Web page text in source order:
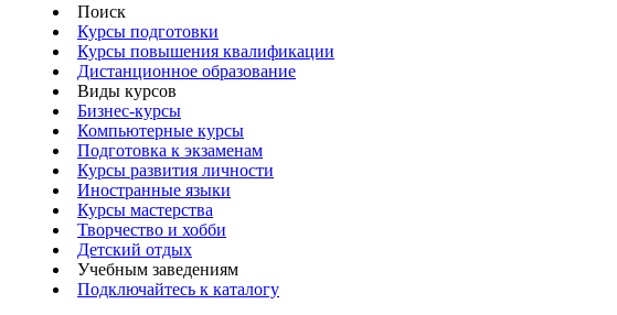
Поиск
Курсы подготовки
Курсы повышения квалификации
Дистанционное образование
Виды курсов
Бизнес-курсы
Компьютерные курсы
Подготовка к экзаменам
Курсы развития личности
Иностранные языки
Курсы мастерства
Творчество и хобби
Детский отдых
Учебным заведениям
Подключайтесь к каталогу